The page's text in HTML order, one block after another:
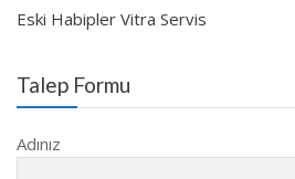
Eski Habipler Vitra Servis
Talep Formu
Adınız